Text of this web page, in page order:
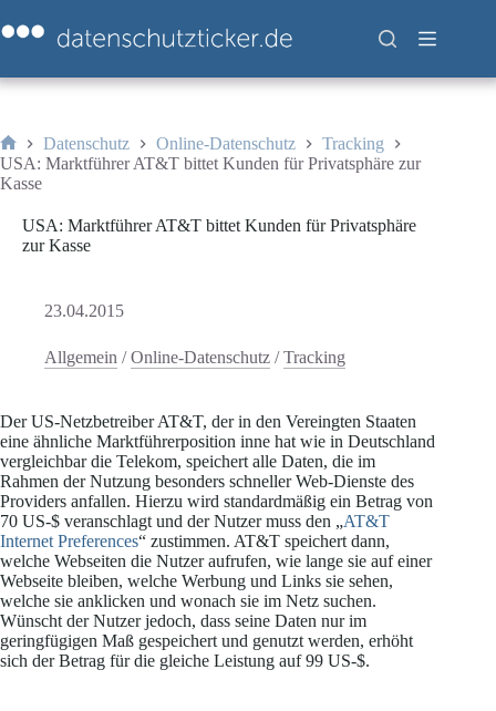
Inhalt
springen
Start
Datenschutz Online-Datenschutz
Tracking
USA: Marktführer AT&T bittet Kunden für Privatsphäre zur
Kasse
USA: Marktführer AT&T bittet Kunden für Privatsphäre
zur Kasse
23.04.2015
Allgemein /Online-Datenschutz /Tracking
Der US-Netzbetreiber AT&T, der in den Vereingten Staaten
eine ähnliche Marktführerposition inne hat wie in Deutschland
vergleichbar die Telekom, speichert alle Daten, die im
Rahmen der Nutzung besonders schneller Web-Dienste des
Providers anfallen. Hierzu wird standardmäßig ein Betrag von
70 US-$ veranschlagt und der Nutzer muss den „AT&T
Internet Preferences“ zustimmen. AT&T speichert dann,
welche Webseiten die Nutzer aufrufen, wie lange sie auf einer
Webseite bleiben, welche Werbung und Links sie sehen,
welche sie anklicken und wonach sie im Netz suchen.
Wünscht der Nutzer jedoch, dass seine Daten nur im
geringfügigen Maß gespeichert und genutzt werden, erhöht
sich der Betrag für die gleiche Leistung auf 99 US-$.